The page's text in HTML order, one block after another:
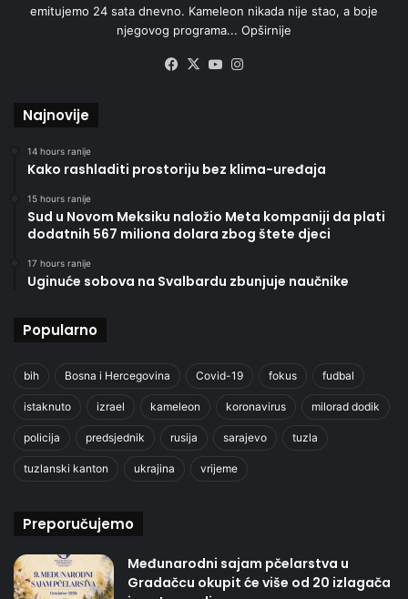
emitujemo 24 sata dnevno. Kameleon nikada nije stao, a boje
njegovog programa... Opširnije
Facebook
X YouTube
Najnovije
14 hours ranije
Kako rashladiti prostoriju bez klima-uređaja
15 hours ranije
Sud u Novom Meksiku naložio Meta kompaniji da plati
dodatnih 567 miliona dolara zbog štete djeci
17 hours ranije
Uginuće sobova na Svalbardu zbunjuje naučnike
Popularno
bih Bosna i Hercegovina Covid-19 fokus fudbal
istaknuto izrael kameleon koronavirus milorad dodik
policija predsjednik rusija sarajevo tuzla
tuzlanski kanton ukrajina vrijeme
Preporučujemo
Međunarodni sajam pčelarstva u
Gradačcu okupit će više od 20 izlagača